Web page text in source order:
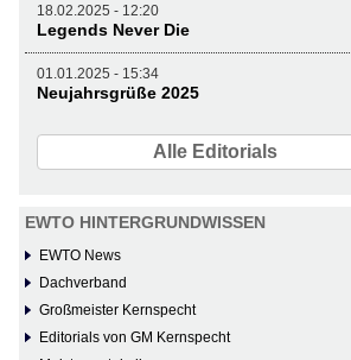
18.02.2025 - 12:20
Legends Never Die
01.01.2025 - 15:34
Neujahrsgrüße 2025
Alle Editorials
EWTO HINTERGRUNDWISSEN
EWTO News
Dachverband
Großmeister Kernspecht
Editorials von GM Kernspecht